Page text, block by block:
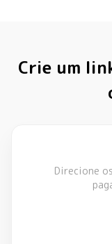
Crie um
Direcione